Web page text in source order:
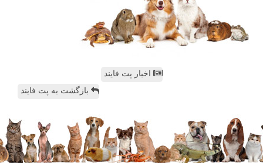
اخبار پت فایند
بازگشت به پت فایند